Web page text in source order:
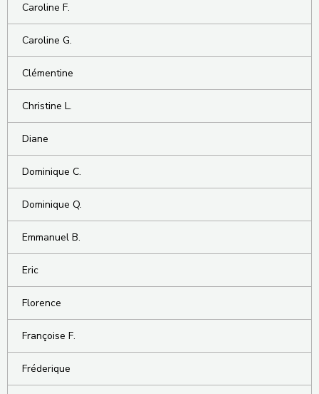
Caroline F.
Caroline G.
Clémentine
Christine L.
Diane
Dominique C.
Dominique Q.
Emmanuel B.
Eric
Florence
Françoise F.
Fréderique